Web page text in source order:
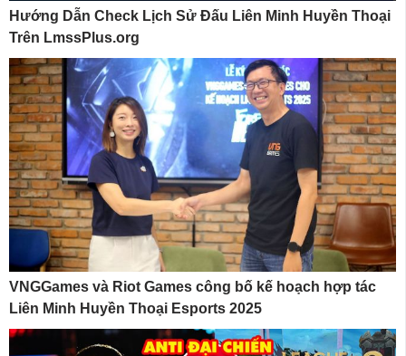
Hướng Dẫn Check Lịch Sử Đấu Liên Minh Huyền Thoại
Trên LmssPlus.org
VNGGames và Riot Games công bố kế hoạch hợp tác
Liên Minh Huyền Thoại Esports 2025